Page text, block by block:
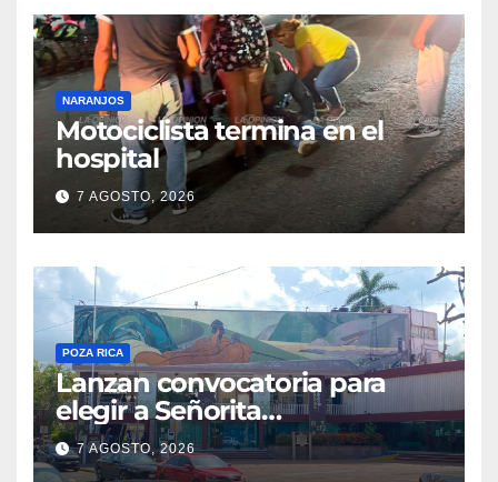
NARANJOS
Motociclista termina en el
hospital
7 AGOSTO, 2026
POZA RICA
Lanzan convocatoria para
elegir a Señorita
Independencia, Patria y
Libertad 2026
7 AGOSTO, 2026